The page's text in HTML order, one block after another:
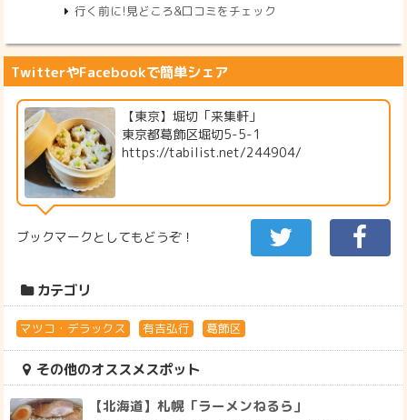
行く前に!見どころ&口コミをチェック
TwitterやFacebookで簡単シェア
【東京】堀切「来集軒」
東京都葛飾区堀切5-5-1
https://tabilist.net/244904/
ブックマークとしてもどうぞ！
カテゴリ
マツコ・デラックス 有吉弘行 葛飾区
その他のオススメスポット
【北海道】札幌「ラーメンねるら」